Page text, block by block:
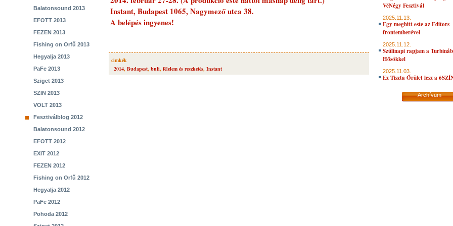
Balatonsound 2013
EFOTT 2013
FEZEN 2013
Fishing on Orfű 2013
Hegyalja 2013
PaFe 2013
Sziget 2013
SZIN 2013
VOLT 2013
Fesztiválblog 2012
Balatonsound 2012
EFOTT 2012
EXIT 2012
FEZEN 2012
Fishing on Orfű 2012
Hegyalja 2012
PaFe 2012
Pohoda 2012
Instant, Budapest 1065, Nagymező utca 38.
A belépés ingyenes!
cimkék
2014, Budapest, buli, félelem és reszketés, Instant
VéNégy Fesztivál
2025.11.13.
Egy meghitt este az Editors
frontemberével
2025.11.12.
Szülinapi rapjam a
Hősökkel
2025.11.03.
Ez Tiszta Őrület lesz a
Archívum